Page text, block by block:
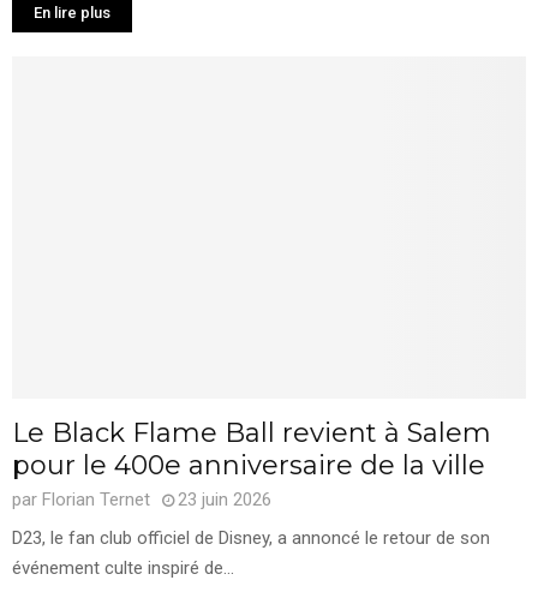
En lire plus
Le Black Flame Ball revient à Salem
pour le 400e anniversaire de la ville
par Florian Ternet
23 juin 2026
D23, le fan club officiel de Disney, a annoncé le retour de son
événement culte inspiré de...